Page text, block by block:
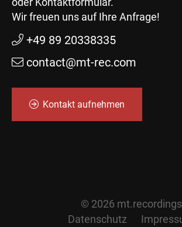
Wir freuen uns auf Ihre Anfrage!
+49 89 20338335
contact@mt-rec.com
Kontakt aufnehmen
© 2026 mt.recordings
Datenschutz